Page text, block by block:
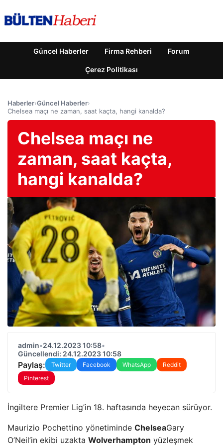
Güncel Haberler Firma Rehberi Forum
Çerez Politikası
Haberler›Güncel Haberler›
Chelsea maçı ne zaman, saat kaçta, hangi kanalda?
Chelsea maçı ne
zaman, saat kaçta,
hangi kanalda?
admin•24.12.2023 10:58•
Güncellendi: 24.12.2023 10:58
Paylaş: Twitter Facebook WhatsApp
Reddit
Pinterest
İngiltere Premier Lig’in 18. haftasında heyecan sürüyor.
Maurizio Pochettino yönetiminde ChelseaGary
O’Neil’in ekibi uzakta Wolverhampton yüzleşmek